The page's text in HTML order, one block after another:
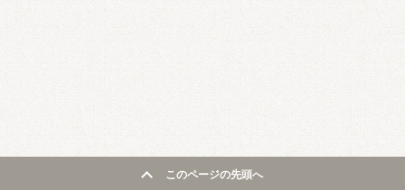
このページの先頭へ